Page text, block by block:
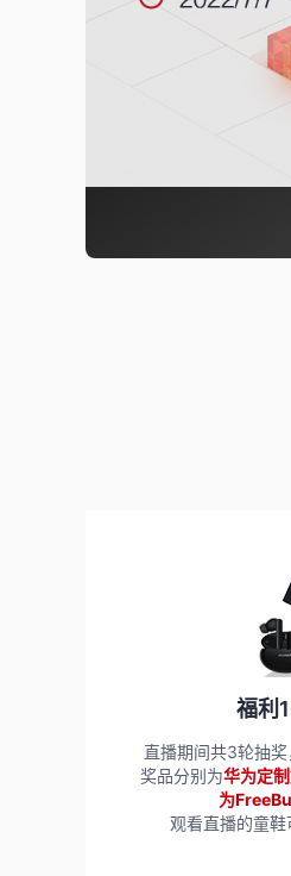
福利
直播期间共3轮抽奖
奖品分别为华为定
为
观看直播的童